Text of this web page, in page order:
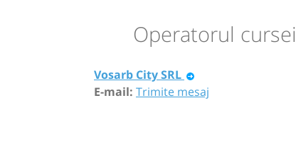
Operatorul cursei
Vosarb City SRL
E-mail: Trimite mesaj